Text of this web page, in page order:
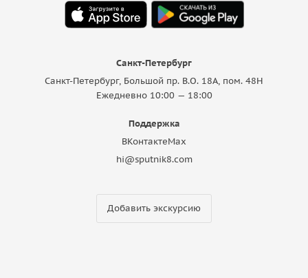
Санкт-Петербург
Санкт-Петербург, Большой пр. В.О. 18A, пом. 48Н
Ежедневно 10:00 — 18:00
Поддержка
ВКонтактеMax
hi@sputnik8.com
Добавить экскурсию